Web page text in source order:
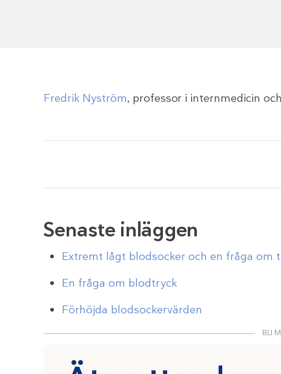
Fredrik Nyström, professor i internmedicin
Senaste inläggen
Extremt lågt blodsocker och en fråga om
En fråga om blodtryck
Förhöjda blodsockervärden
BLI